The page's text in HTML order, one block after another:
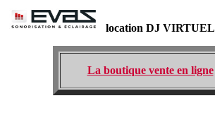
location DJ VIRTUEL
La boutique vente en ligne